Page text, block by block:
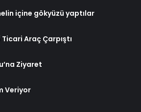
içine gökyüzü yaptılar
Araç Çarpıştı
Ziyaret
Veriyor